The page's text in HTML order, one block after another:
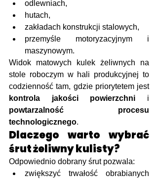
odlewniach,
hutach,
zakładach konstrukcji stalowych,
przemyśle motoryzacyjnym i
maszynowym.
Widok matowych kulek żeliwnych na
stole roboczym w hali produkcyjnej to
codzienność tam, gdzie priorytetem jest
kontrola jakości powierzchni
powtarzalność procesu
technologicznego.
Dlaczego warto wybrać
śrut żeliwny kulisty?
Odpowiednio dobrany śrut pozwala:
zwiększyć trwałość obrabianych